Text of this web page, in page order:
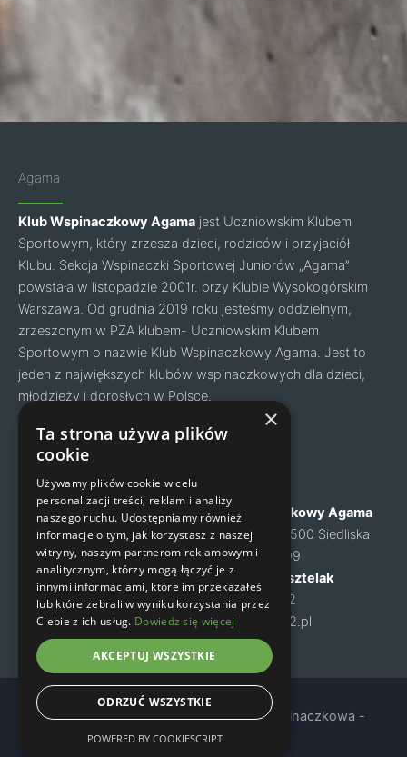
Agama
Klub Wspinaczkowy Agama jest Uczniowskim Klubem
Sportowym, który zrzesza dzieci, rodziców i przyjaciół
Klubu. Sekcja Wspinaczki Sportowej Juniorów „Agama”
powstała w listopadzie 2001r. przy Klubie Wysokogórskim
Warszawa. Od grudnia 2019 roku jesteśmy oddzielnym,
zrzeszonym w PZA klubem- Uczniowskim Klubem
Sportowym o nazwie Klub Wspinaczkowy Agama. Jest to
jeden z największych klubów wspinaczkowych dla dzieci,
młodzieży i dorosłych w Polsce.
Facebook
Instagram
O nas
Cennik
Zapisy na zajęcia
Kontakt
Regulamin
Polityka prywatności
Klub Wspinaczkowy Agama
ul. Mysia 6, 05-500 Siedliska
NIP: 1231460699
Małgorzata Kusztelak
tel. 502 637 072
m-kusztelak@o2.pl
Copyright © 2024 Agama - Sekcja Wspinaczkowa -
Warszawa
×
Ta strona używa plików
cookie
Używamy plików cookie w celu
personalizacji treści, reklam i analizy
naszego ruchu. Udostępniamy również
informacje o tym, jak korzystasz z naszej
witryny, naszym partnerom reklamowym i
analitycznym, którzy mogą łączyć je z
innymi informacjami, które im przekazałeś
lub które zebrali w wyniku korzystania przez
Ciebie z ich usług. Dowiedz się więcej
AKCEPTUJ WSZYSTKIE
ODRZUĆ WSZYSTKIE
POWERED BY COOKIESCRIPT